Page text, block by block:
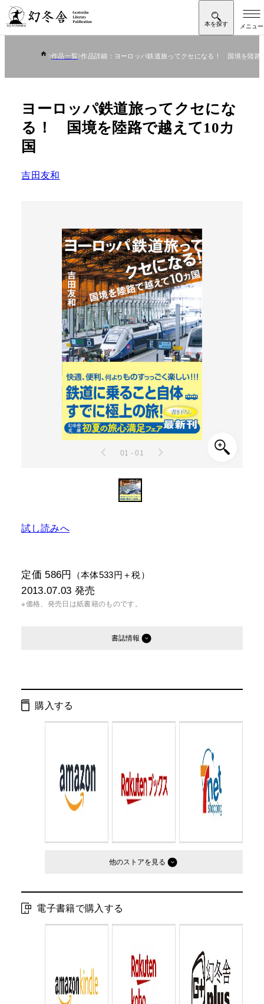
作品一覧 作品詳細：ヨーロッパ鉄道旅ってクセになる！ 国境を陸路
ヨーロッパ鉄道旅ってクセにな
る！ 国境を陸路で越えて10カ
国
吉田友和
01 - 01
試し読みへ
定価 586円 （本体533円＋税）
2013.07.03 発売
※価格、発売日は紙書籍のものです。
書誌情報
ページ数：
判型： 文庫判
購入する
他のストア
電子書籍で購入する